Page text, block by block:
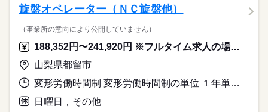
旋盤オペレーター（ＮＣ旋盤他）
（事業所の意向により公開していません）
188,352円〜241,920円 ※フルタイム求人の場合は月額（換算額）、パート求人の場合は時間額を表示しています。
山梨県都留市
変形労働時間制 変形労働時間制の単位 １年単位 就業時間１ 8時00分〜17時00分
日曜日，その他